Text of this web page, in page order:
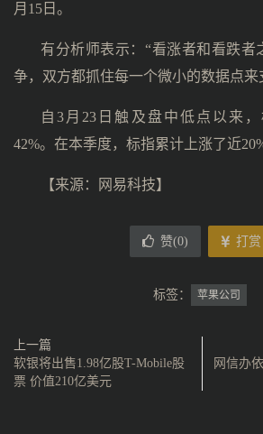
月15日。
有分析师表示：“看涨者和看跌者
争，双方都抓住每一个微小的数据点来
自3月23日触及盘中低点以来
42%。在本季度，标指累计上涨了近
【来源： 网易科技】
赞(0) 打赏
标签： 苹果公司
上一篇
软银将出售1.98亿股T-Mobile股
票 价值210亿美元
网信办